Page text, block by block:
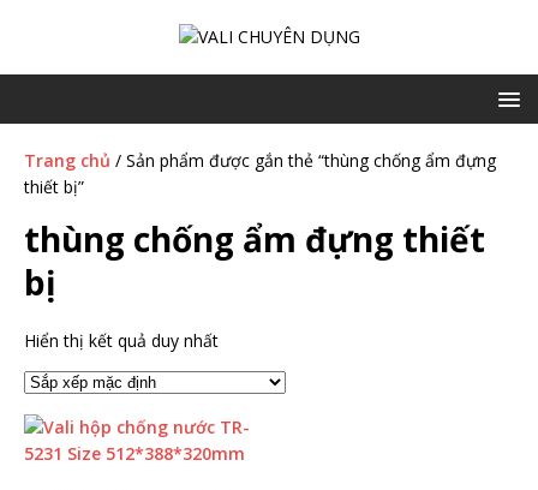
Trang chủ / Sản phẩm được gắn thẻ “thùng chống ẩm đựng
thiết bị”
thùng chống ẩm đựng thiết
bị
Hiển thị kết quả duy nhất